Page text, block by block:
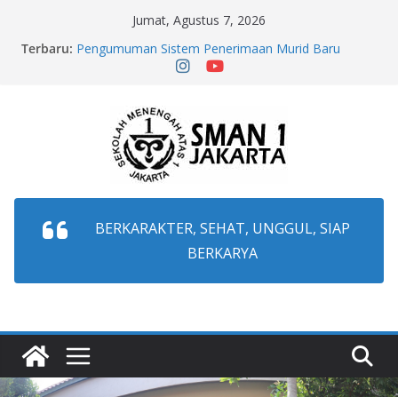
Jumat, Agustus 7, 2026
Terbaru: Pengumuman Sistem Penerimaan Murid Baru
(SPMB) Provinsi DKI Jakarta Tahun Ajaran
Pengumuman Hasil Test Mutasi Tahap 2 Sem.
Ganjil T.P. 2026/2027
Pengumuman Perpindahan Murid Semester Ganjil
Tahap 2 T.A 2026/2027
Pengumuman Hasil Test Mutasi Masuk Sem. Ganjil
T.A 2026/2027
BERKARAKTER, SEHAT, UNGGUL, SIAP
BERKARYA